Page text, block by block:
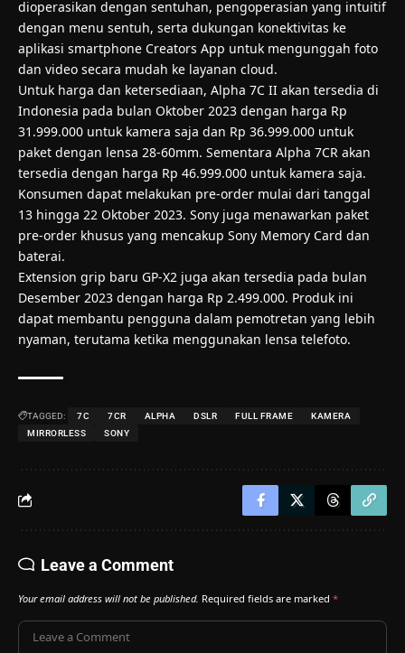
dioperasikan dengan sentuhan, pengoperasian yang intuitif
dengan menu sentuh, serta dukungan konektivitas ke
aplikasi smartphone Creators App untuk mengunggah foto
dan video secara mudah ke layanan cloud.
Untuk harga dan ketersediaan, Alpha 7C II akan tersedia di
Indonesia pada bulan Oktober 2023 dengan harga Rp
31.999.000 untuk kamera saja dan Rp 36.999.000 untuk
paket dengan lensa 28-60mm. Sementara Alpha 7CR akan
tersedia dengan harga Rp 46.999.000 untuk kamera saja.
Konsumen dapat melakukan pre-order mulai dari tanggal
13 hingga 22 Oktober 2023. Sony juga menawarkan paket
pre-order khusus yang mencakup Sony Memory Card dan
baterai.
Extension grip baru GP-X2 juga akan tersedia pada bulan
Desember 2023 dengan harga Rp 2.499.000. Produk ini
dapat membantu pengguna dalam pemotretan yang lebih
nyaman, terutama ketika menggunakan lensa telefoto.
TAGGED: 7C 7CR ALPHA DSLR FULL FRAME
KAMERA
MIRRORLESS
SONY
Leave a Comment
Your email address will not be published. Required fields are marked *